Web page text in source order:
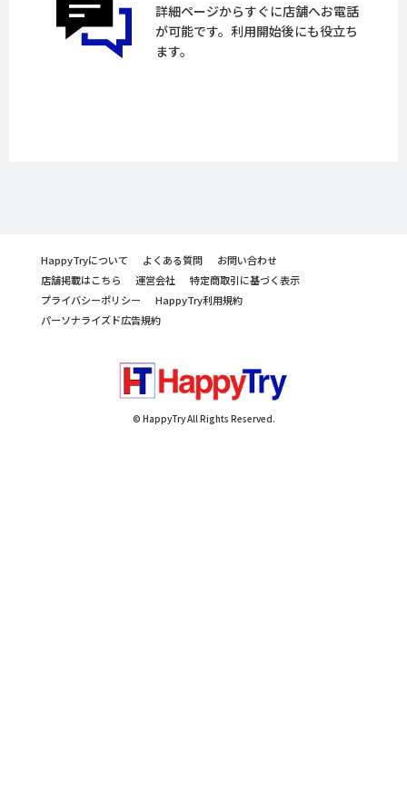
詳細ページからすぐに店舗へお電話
が可能です。利用開始後にも役立ち
ます。
HappyTryについて よくある質問
お問い合わせ
店舗掲載はこちら
運営会社
特定商取引に基づく表示
プライバシーポリシー
HappyTry利用規約
パーソナライズド広告規約
© HappyTry All Rights Reserved.